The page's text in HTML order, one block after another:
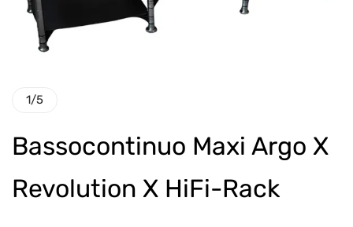
1/5
Bassocontinuo Maxi Argo X
Revolution X HiFi-Rack